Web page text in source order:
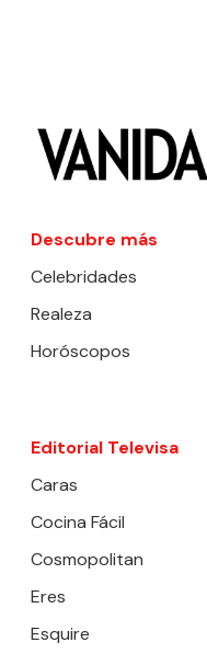
Descubre más
Celebridades
Realeza
Horóscopos
Editorial Televisa
Caras
Cocina Fácil
Cosmopolitan
Eres
Esquire